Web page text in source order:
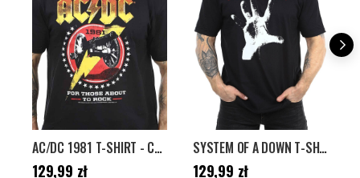
AC/DC 1981 T-SHIRT - CZARNY
Cena :129,99 zł
129,99 zł
SYSTEM OF A DOWN T-SHIRT - CZARNY
Cena :129,99 zł
129,99 zł